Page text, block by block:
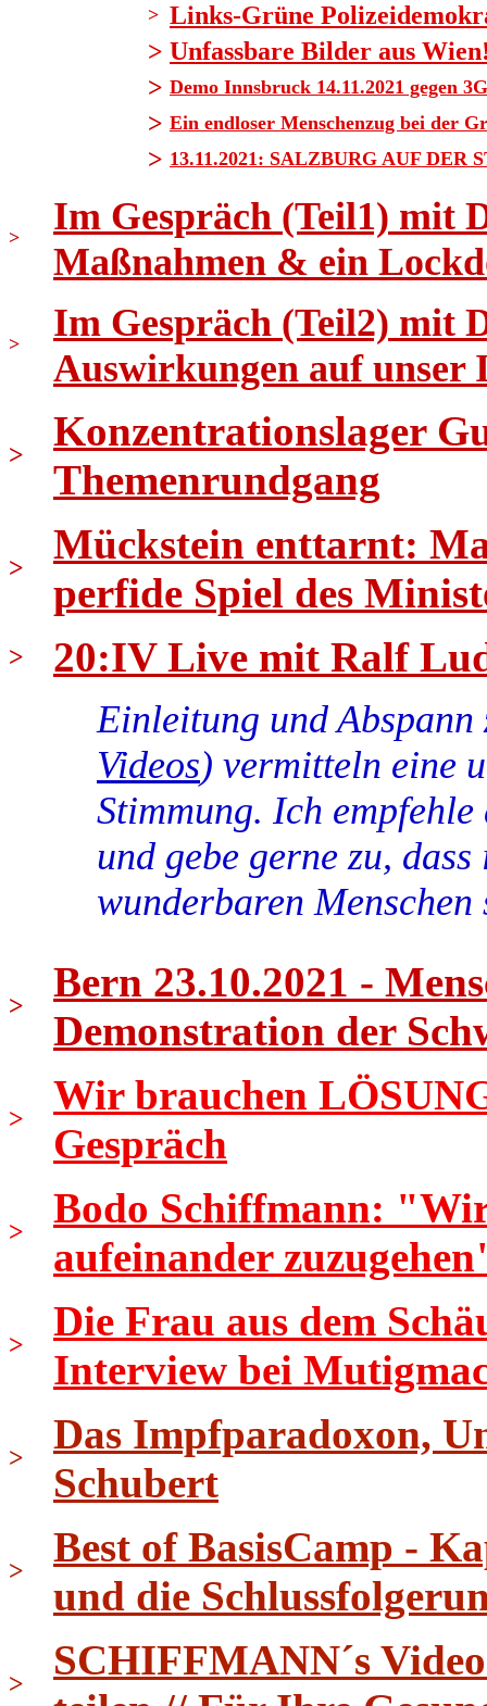
> Links-Grüne
> Unfassbare Bilder aus
> Demo Innsbruck 14.11.2021 gegen
> Ein endloser Menschenzug bei der
> 13.11.2021: SALZBURG AUF DER
>
Im Gespräch (Teil1) mit
Maßnahmen & ein
>
Im Gespräch (Teil2) mit
Auswirkungen auf unser
>
Konzentrationslager
Themenrundgang
>
Mückstein enttarnt:
perfide Spiel des
> 20:IV Live mit Ralf
Einleitung und
Videos) vermitteln eine
Stimmung. Ich
und gebe gerne zu,
wunderbaren Menschen
>
Bern 23.10.2021 -
Demonstration der
>
Wir brauchen
Gespräch
>
Bodo Schiffmann:
aufeinander
>
Die Frau aus dem
Interview bei
>
Das Impfparadoxon,
Schubert
>
Best of BasisCamp -
und die
>
SCHIFFMANN´s